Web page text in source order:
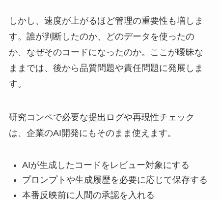
しかし、速度が上がるほど管理の重要性も増しま
す。誰が判断したのか、どのデータを使ったの
か、なぜそのコードになったのか。ここが曖昧な
ままでは、後から品質問題や責任問題に発展しま
す。
研究コンペで必要な提出ログや再現性チェック
は、企業のAI開発にもそのまま使えます。
AIが生成したコードをレビュー対象にする
プロンプトや生成履歴を必要に応じて保存する
本番反映前に人間の承認を入れる